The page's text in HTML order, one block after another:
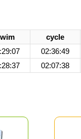
cycle
02:36:49
02:07:38